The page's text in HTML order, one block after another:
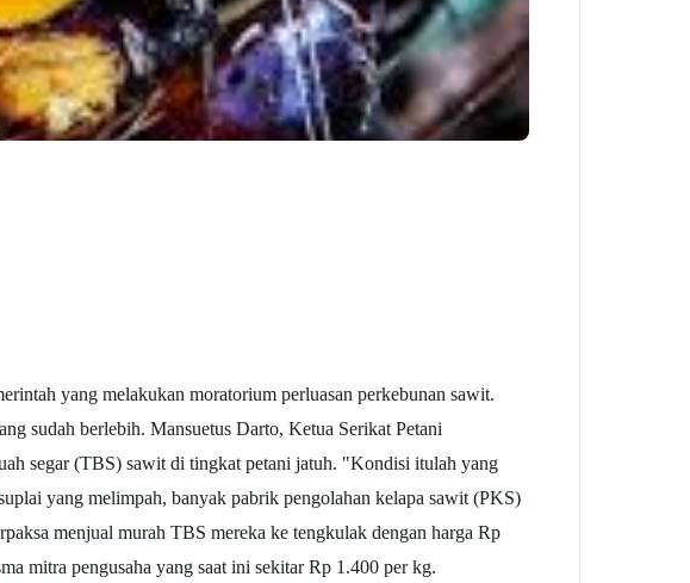
yang melakukan moratorium perluasan perkebunan sawit.
sudah berlebih. Mansuetus Darto, Ketua Serikat Petani
segar (TBS) sawit di tingkat petani jatuh. "Kondisi itulah yang
yang melimpah, banyak pabrik pengolahan kelapa sawit (PKS)
menjual murah TBS mereka ke tengkulak dengan harga Rp
mitra pengusaha yang saat ini sekitar Rp 1.400 per kg.